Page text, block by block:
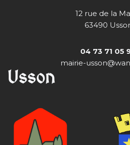
12 rue de la
63490
04 73 71 05
mairie-
Usson